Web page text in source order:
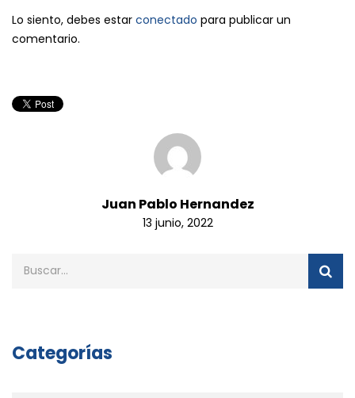
Lo siento, debes estar conectado para publicar un
comentario.
Juan Pablo Hernandez
13 junio, 2022
Categorías